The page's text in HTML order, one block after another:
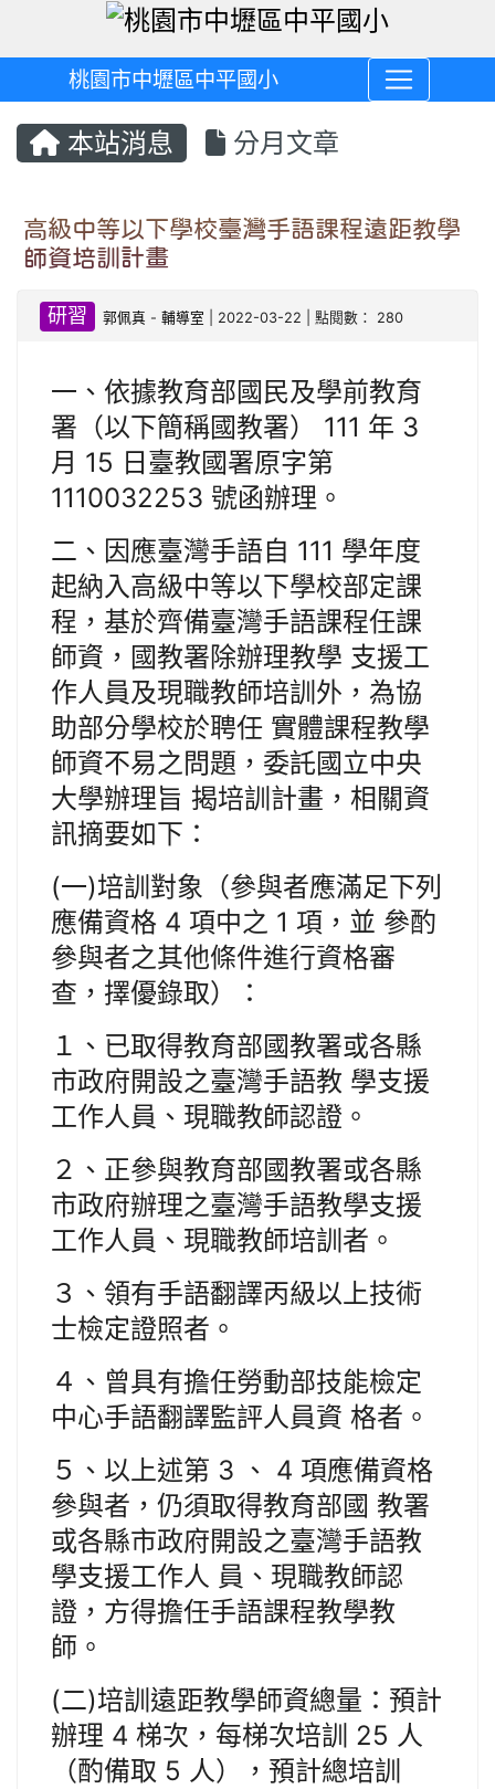
桃園市中壢區中平國小
本站消息 分月文章
高級中等以下學校臺灣手語課程遠距教學
師資培訓計畫
研習 郭佩真 -輔導室 | 2022-03-22 | 點閱數： 280
一、依據教育部國民及學前教育
署（以下簡稱國教署） 111 年 3
月 15 日臺教國署原字第
1110032253 號函辦理。
二、因應臺灣手語自 111 學年度
起納入高級中等以下學校部定課
程，基於齊備臺灣手語課程任課
師資，國教署除辦理教學 支援工
作人員及現職教師培訓外，為協
助部分學校於聘任 實體課程教學
師資不易之問題，委託國立中央
大學辦理旨 揭培訓計畫，相關資
訊摘要如下：
(一)培訓對象（參與者應滿足下列
應備資格 4 項中之 1 項，並 參酌
參與者之其他條件進行資格審
查，擇優錄取）：
１、已取得教育部國教署或各縣
市政府開設之臺灣手語教 學支援
工作人員、現職教師認證。
２、正參與教育部國教署或各縣
市政府辦理之臺灣手語教學支援
工作人員、現職教師培訓者。
３、領有手語翻譯丙級以上技術
士檢定證照者。
４、曾具有擔任勞動部技能檢定
中心手語翻譯監評人員資 格者。
５、以上述第 3 、 4 項應備資格
參與者，仍須取得教育部國 教署
或各縣市政府開設之臺灣手語教
學支援工作人 員、現職教師認
證，方得擔任手語課程教學教
師。
(二)培訓遠距教學師資總量：預計
辦理 4 梯次，每梯次培訓 25 人
（酌備取 5 人），預計總培訓